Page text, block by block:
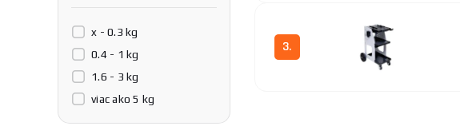
x - 0.3 kg
0.4 - 1 kg
1.6 - 3 kg
viac ako 5 kg
3.